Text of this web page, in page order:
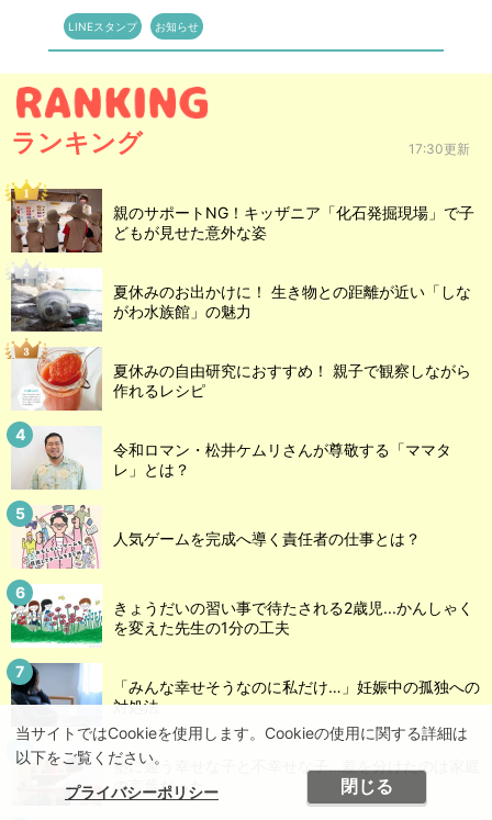
当サイトではCookieを使用します。Cookieの使用に関する詳細は
以下をご覧ください。
プライバシーポリシー
閉じる
LINEスタンプ お知らせ
ランキング 17:30更新
親のサポートNG！キッザニア「化石発掘現場」で子
どもが見せた意外な姿
夏休みのお出かけに！ 生き物との距離が近い「しな
がわ水族館」の魅力
夏休みの自由研究におすすめ！ 親子で観察しながら
作れるレシピ
令和ロマン・松井ケムリさんが尊敬する「ママタ
レ」とは？
人気ゲームを完成へ導く責任者の仕事とは？
きょうだいの習い事で待たされる2歳児...かんしゃく
を変えた先生の1分の工夫
「みんな幸せそうなのに私だけ…」妊娠中の孤独への
対処法
塾に通う幸せな子と不幸せな子…差を分けたのは家庭
の言葉だった